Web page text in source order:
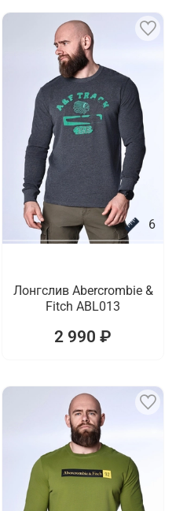
6
Лонгслив Abercrombie &
Fitch ABL013
2 990 ₽